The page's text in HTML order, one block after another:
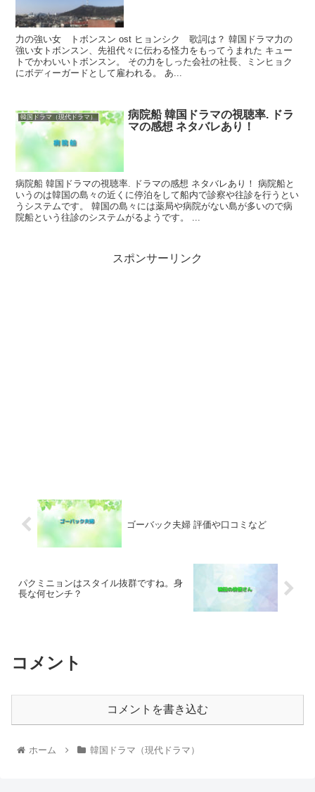
力の強い女 トボンスン ost ヒョンシク 歌詞は？ 韓国ドラマ力の
強い女トボンスン、先祖代々に伝わる怪力をもってうまれた キュー
トでかわいいトボンスン。 その力をしった会社の社長、ミンヒョク
にボディーガードとして雇われる。 あ...
韓国ドラマ（現代ドラマ）
病院船 韓国ドラマの視聴率. ドラ
マの感想 ネタバレあり！
病院船 韓国ドラマの視聴率. ドラマの感想 ネタバレあり！ 病院船と
いうのは韓国の島々の近くに停泊をして船内で診察や往診を行うとい
うシステムです。 韓国の島々には薬局や病院がない島が多いので病
院船という往診のシステムがるようです。 ...
スポンサーリンク
ゴーバック夫婦 評価や口コミなど
パクミニョンはスタイル抜群ですね。身
長な何センチ？
コメント
コメントを書き込む
ホーム 韓国ドラマ（現代ドラマ）